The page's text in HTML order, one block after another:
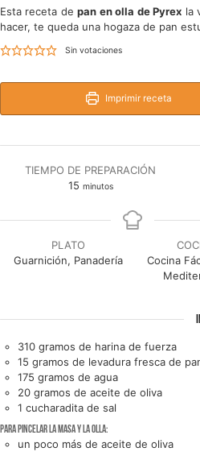
Esta receta de pan en olla de Pyrex la
hacer, te queda una hogaza de pan
Sin votaciones
Imprimir receta
TIEMPO DE PREPARACIÓN
15minutos
minutos
PLATO
Guarnición, Panadería
Cocina
310 gramos de harina de fuerza
15 gramos de levadura fresca de
175 gramos de agua
20 gramos de aceite de oliva
1 cucharadita de sal
Para pincelar la masa y la olla:
un poco más de aceite de oliva